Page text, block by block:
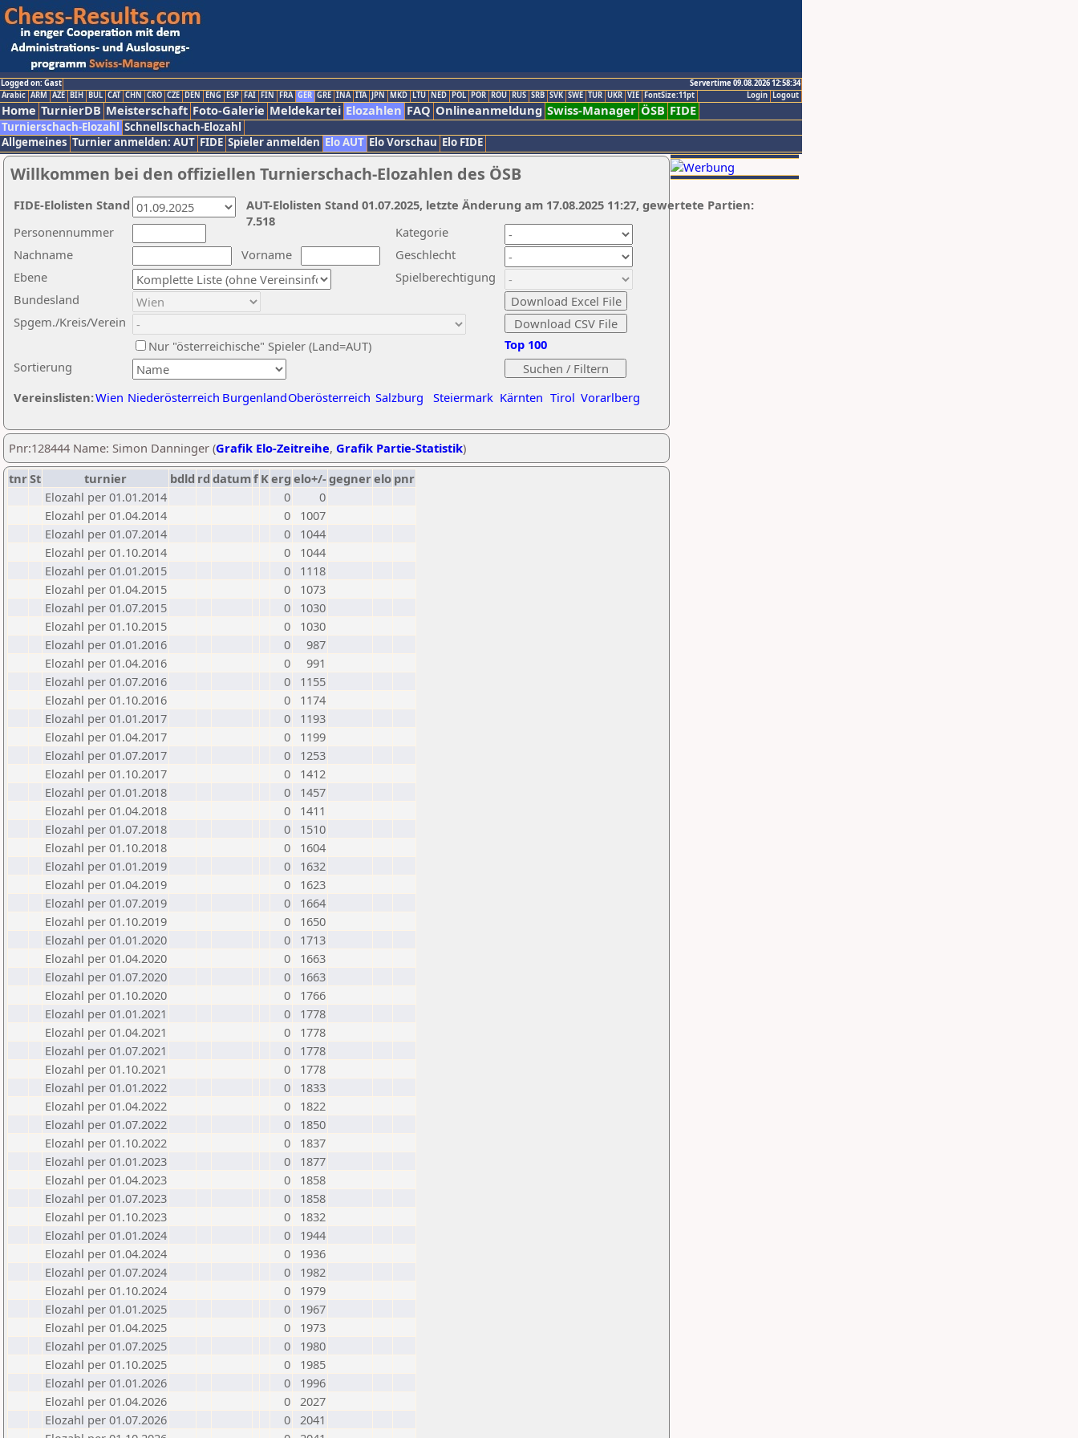
Logged on: Gast
Servertime 09.08.2026 12:58:34
Logout
Login
Arabic ARM AZE BIH BUL CAT CHN CRO CZE DEN ENG ESP FAI FIN FRA GER GRE INA ITA JPN MKD LTU NED POL POR ROU RUS SRB SVK SWE TUR UKR VIE FontSize:11pt
Home TurnierDB Meisterschaft Foto-Galerie Meldekartei Elozahlen FAQ Onlineanmeldung Swiss-Manager ÖSB FIDE
Turnierschach-Elozahl Schnellschach-Elozahl
Allgemeines Turnier anmelden: AUT FIDE Spieler anmelden Elo AUT Elo Vorschau Elo FIDE
Willkommen bei den offiziellen Turnierschach-Elozahlen des ÖSB
Nachname
Vorname
Ebene
Kategorie
Sortierung
Personennummer
Bundesland
Spgem./Kreis/Verein
Geschlecht
Nur "österreichische" Spieler (Land=AUT)
Spielberechtigung
Vereinslisten:Wien Niederösterreich BurgenlandOberösterreich Salzburg Steiermark Kärnten Tirol Vorarlberg
Top 100
AUT-Elolisten Stand 01.07.2025, letzte Änderung am 17.08.2025 11:27, gewertete Partien:
7.518
FIDE-Elolisten Stand
Pnr:128444 Name: Simon Danninger (Grafik Elo-Zeitreihe, Grafik Partie-Statistik)
tnrSt turnier bdld rd datumf Kerg elo+/-gegnerelo pnr
Elozahl per 01.01.2014
0
0
Elozahl per 01.04.2014
0
1007
Elozahl per 01.07.2014
0
1044
Elozahl per 01.10.2014
0
1044
Elozahl per 01.01.2015
0
1118
Elozahl per 01.04.2015
0
1073
Elozahl per 01.07.2015
0
1030
Elozahl per 01.10.2015
0
1030
Elozahl per 01.01.2016
0
987
Elozahl per 01.04.2016
0
991
Elozahl per 01.07.2016
0
1155
Elozahl per 01.10.2016
0
1174
Elozahl per 01.01.2017
0
1193
Elozahl per 01.04.2017
0
1199
Elozahl per 01.07.2017
0
1253
Elozahl per 01.10.2017
0
1412
Elozahl per 01.01.2018
0
1457
Elozahl per 01.04.2018
0
1411
Elozahl per 01.07.2018
0
1510
Elozahl per 01.10.2018
0
1604
Elozahl per 01.01.2019
0
1632
Elozahl per 01.04.2019
0
1623
Elozahl per 01.07.2019
0
1664
Elozahl per 01.10.2019
0
1650
Elozahl per 01.01.2020
0
1713
Elozahl per 01.04.2020
0
1663
Elozahl per 01.07.2020
0
1663
Elozahl per 01.10.2020
0
1766
Elozahl per 01.01.2021
0
1778
Elozahl per 01.04.2021
0
1778
Elozahl per 01.07.2021
0
1778
Elozahl per 01.10.2021
0
1778
Elozahl per 01.01.2022
0
1833
Elozahl per 01.04.2022
0
1822
Elozahl per 01.07.2022
0
1850
Elozahl per 01.10.2022
0
1837
Elozahl per 01.01.2023
0
1877
Elozahl per 01.04.2023
0
1858
Elozahl per 01.07.2023
0
1858
Elozahl per 01.10.2023
0
1832
Elozahl per 01.01.2024
0
1944
Elozahl per 01.04.2024
0
1936
Elozahl per 01.07.2024
0
1982
Elozahl per 01.10.2024
0
1979
Elozahl per 01.01.2025
0
1967
Elozahl per 01.04.2025
0
1973
Elozahl per 01.07.2025
0
1980
Elozahl per 01.10.2025
0
1985
Elozahl per 01.01.2026
0
1996
Elozahl per 01.04.2026
0 2027
Elozahl per 01.07.2026
0 2041